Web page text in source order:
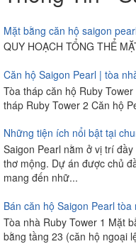
Mặt bằng căn hộ saigon
QUY HOẠCH TỔNG THỂ
Căn hộ Saigon Pearl | tòa
Tòa tháp căn hộ Ruby
tháp Ruby Tower 2 Căn hộ
Những tiện ích nổi bật tại
Saigon Pearl nằm ở vị trí
thơ mộng. Dự án được chủ
mang đến nhữ...
Bán căn hộ Saigon Pearl tòa
Tòa nhà Ruby Tower 1 Mặt
bằng tầng 23 (căn hộ ngoại